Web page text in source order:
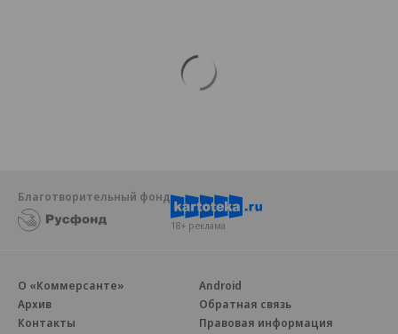
Благотворительный фонд
18+ реклама
О «Коммерсанте»
Архив
Контакты
Android
Обратная связь
Правовая информация